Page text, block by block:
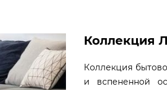
Коллекция
Коллекция
и вспененной